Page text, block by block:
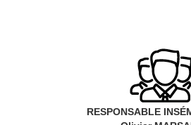
RESPONSABLE